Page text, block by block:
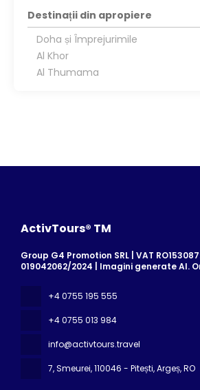
Destinații din apropiere
Doha și Împrejurimile
Al Khor
Al Thumama
ActivTours® TM
Group G4 Promotion SRL | VAT
019042062/2024 | Imagini generate AI.
+4 0755 195 555
+4 0755 013 984
info@activtours.travel
7, Smeurei, 110046 - Pitești, Argeș, RO